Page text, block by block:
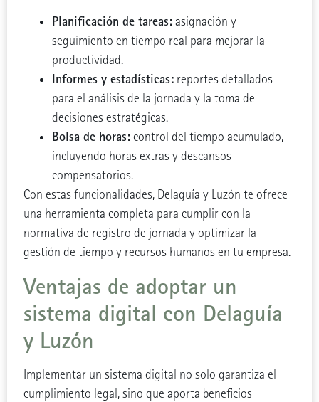
Planificación de tareas:asignación y
seguimiento en tiempo real para mejorar la
productividad.
Informes y estadísticas:reportes detallados
para el análisis de la jornada y la toma de
decisiones estratégicas.
Bolsa de horas:control del tiempo acumulado,
incluyendo horas extras y descansos
compensatorios.
Con estas funcionalidades, Delaguía y Luzón te ofrece
una herramienta completa para cumplir con la
normativa de registro de jornada y optimizar la
gestión de tiempo y recursos humanos en tu empresa.
Ventajas de adoptar un
sistema digital con Delaguía
y Luzón
Implementar un sistema digital no solo garantiza el
cumplimiento legal, sino que aporta beneficios